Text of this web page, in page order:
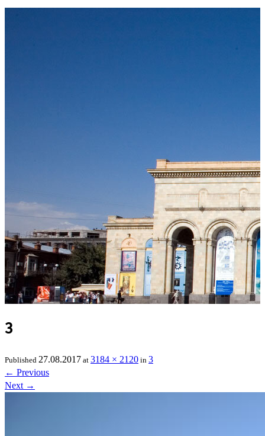
3
Published 27.08.2017 at 3184 × 2120 in 3
← Previous
Next →